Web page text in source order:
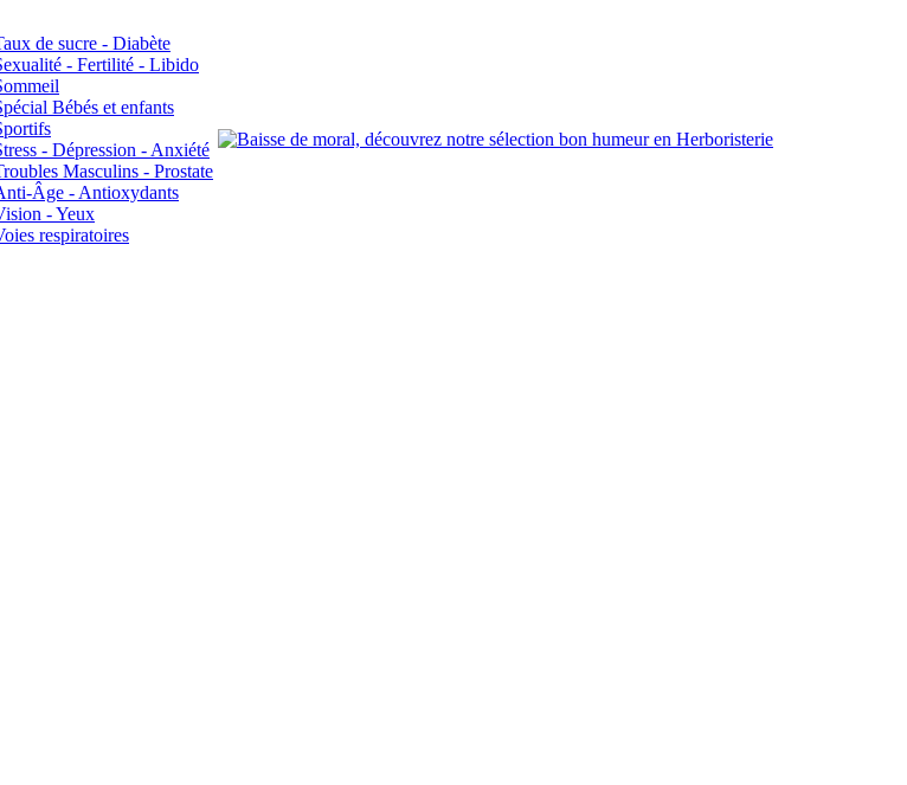
de sucre - Diabète
- Fertilité - Libido
Bébés et enfants
- Dépression - Anxiété
Masculins - Prostate
Âge - Antioxydants
- Yeux
respiratoires